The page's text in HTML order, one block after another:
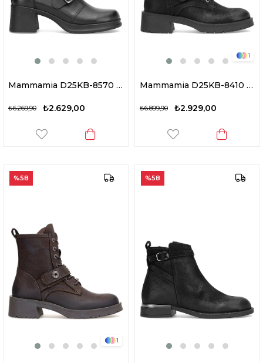
Mammamia D25KB-8570 Kadın Hakiki Deri Topuklu Bot Siyah
₺2.629,00
₺6.269,90
1
Mammamia D25KB-8410 Kadın Hakiki Nubuk Deri Topuklu Bot Siyah
₺2.929,00
₺6.899,90
1
%58 %58